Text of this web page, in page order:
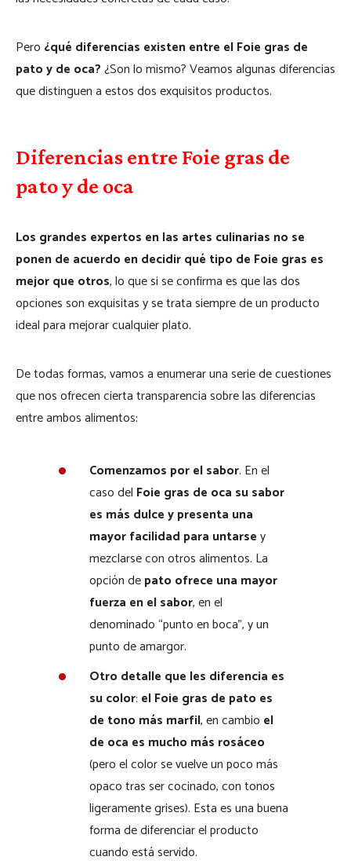
Pero ¿qué diferencias existen entre el Foie gras de
pato y de oca?¿Son lo mismo? Veamos algunas diferencias
que distinguen a estos dos exquisitos productos.
Diferencias entre Foie gras de
pato y de oca
Los grandes expertos en las artes culinarias no se
ponen de acuerdo en decidir qué tipo de Foie gras es
mejor que otros, lo que si se confirma es que las dos
opciones son exquisitas y se trata siempre de un producto
ideal para mejorar cualquier plato.
De todas formas, vamos a enumerar una serie de cuestiones
que nos ofrecen cierta transparencia sobre las diferencias
entre ambos alimentos:
Comenzamos por el sabor. En el
caso del Foie gras de oca su sabor
es más dulce y presenta una
mayor facilidad para untarsey
mezclarse con otros alimentos. La
opción depato ofrece una mayor
fuerza en el sabor, en el
denominado “punto en boca”, y un
punto de amargor.
Otro detalle que les diferencia es
su color: el Foie gras de pato es
de tono más marfil, en cambio el
de oca es mucho más rosáceo
(pero el color se vuelve un poco más
opaco tras ser cocinado, con tonos
ligeramente grises). Esta es una buena
forma de diferenciar el producto
cuando está servido.